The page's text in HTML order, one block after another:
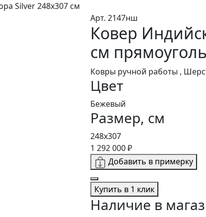
Silver 248x307 см
Арт. 2147нш
Ковер
см
Ковры ручной работы ,
Цвет
Бежевый
Размер, см
248x307
1 292 000 ₽
Добавить в примерку
Купить в 1 клик
Наличие в